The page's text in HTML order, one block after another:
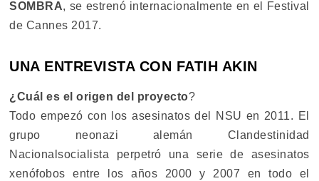
SOMBRA, se estrenó internacionalmente en el Festival
de Cannes 2017.
UNA ENTREVISTA CON FATIH AKIN
¿Cuál es el origen del proyecto?
Todo empezó con los asesinatos del NSU en 2011. El
grupo neonazi alemán Clandestinidad
Nacionalsocialista perpetró una serie de asesinatos
xenófobos entre los años 2000 y 2007 en todo el